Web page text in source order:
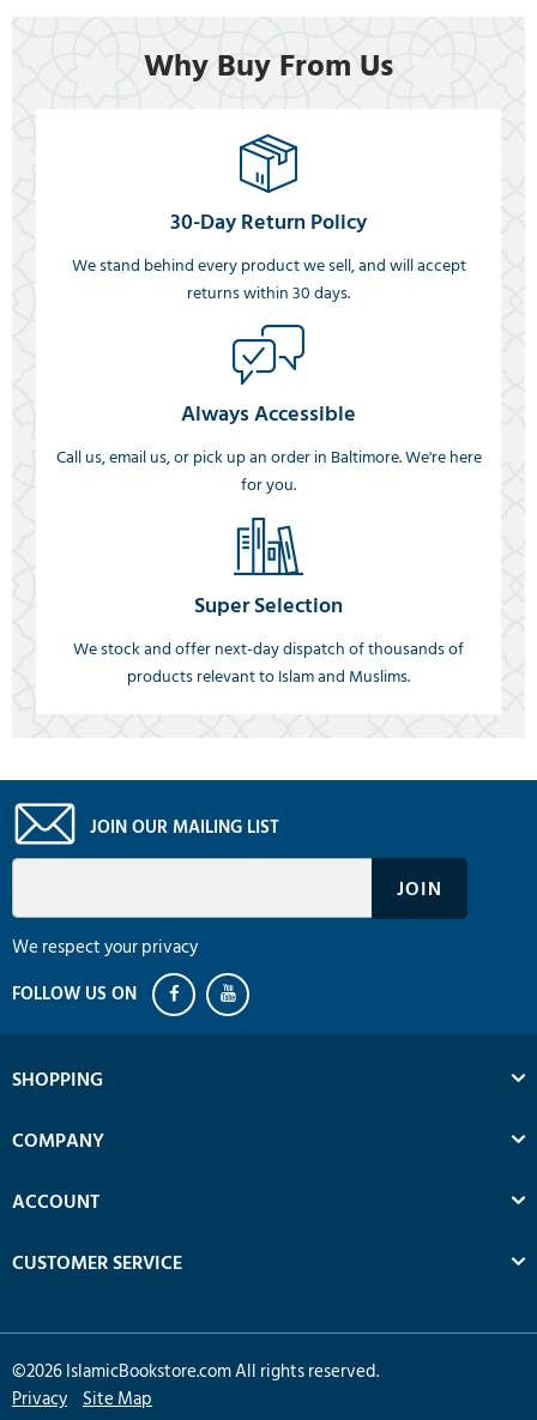
Why Buy From Us
30-Day Return Policy
We stand behind every product we sell, and will accept
returns within 30 days.
Always Accessible
Call us, email us, or pick up an order in Baltimore. We're here
for you.
Super Selection
We stock and offer next-day dispatch of thousands of
products relevant to Islam and Muslims.
JOIN OUR MAILING LIST
We respect your privacy
SHOPPING
COMPANY
ACCOUNT
CUSTOMER SERVICE
©2026IslamicBookstore.com All rights reserved.
Privacy Site Map